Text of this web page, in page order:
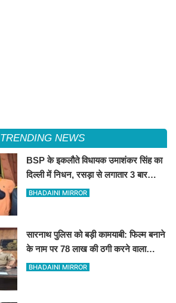
TRENDING NEWS
BSP के इकलौते विधायक उमाशंकर सिंह का
दिल्ली में निधन, रसड़ा से लगातार 3 बार
जीतकर रचा था इतिहास
BHADAINI MIRROR
सारनाथ पुलिस को बड़ी कामयाबी: फिल्म बनाने
के नाम पर 78 लाख की ठगी करने वाला
शातिर मुंबई से गिरफ्तार
BHADAINI MIRROR